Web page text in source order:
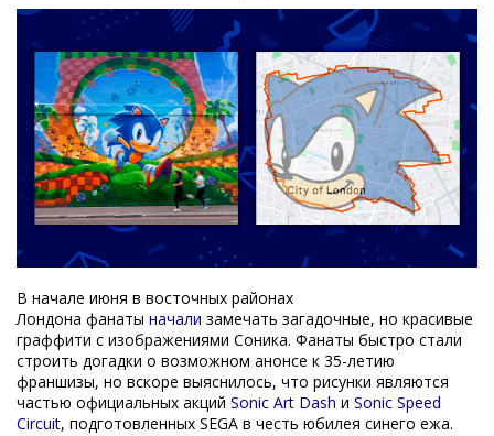
В начале июня в восточных районах
Лондона фанаты начали замечать загадочные, но красивые
граффити с изображениями Соника. Фанаты быстро стали
строить догадки о возможном анонсе к 35-летию
франшизы, но вскоре выяснилось, что рисунки являются
частью официальных акций Sonic Art Dash и Sonic Speed
Circuit, подготовленных SEGA в честь юбилея синего ежа.